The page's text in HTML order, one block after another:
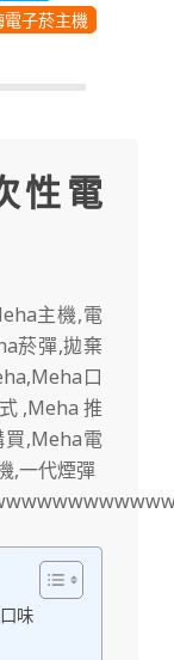
電子菸主機
性電
味